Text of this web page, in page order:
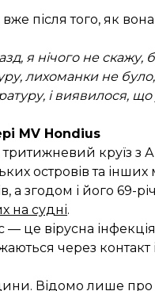
після того, як
я нічого не скажу,
лихоманки не
і виявилося, що
MV Hondius
круїз з
островів та інших
а згодом і його 69-
на судні.
це вірусна
через контакт
Відомо лише про